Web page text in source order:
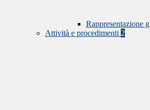
Rappresentazione
Attività e procedimenti 2